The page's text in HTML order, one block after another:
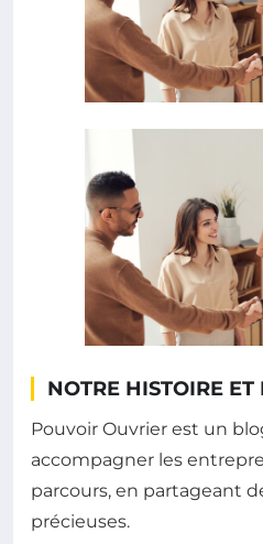
NOTRE HISTOIRE ET
Pouvoir Ouvrier est un
accompagner les
parcours, en partageant
précieuses.